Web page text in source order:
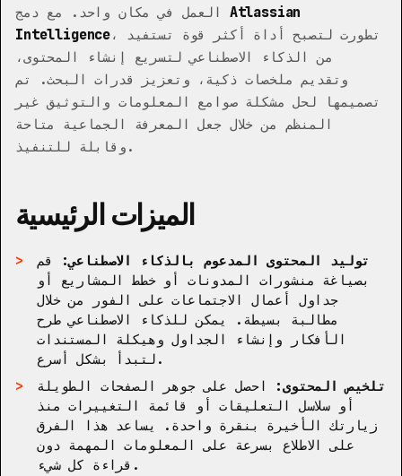
Atlassian
Intelligence، تطورت لتصبح أداة أكثر قوة تستفيد
من الذكاء الاصطناعي لتسريع إنشاء المحتوى،
وتقديم ملخصات ذكية، وتعزيز قدرات البحث. تم
تصميمها لحل مشكلة صوامع المعلومات والتوثيق غير
المنظم من خلال جعل المعرفة الجماعية متاحة
وقابلة للتنفيذ.
الميزات الرئيسية
توليد المحتوى المدعوم بالذكاء الاصطناعي:
قم
بصياغة منشورات المدونات أو خطط المشاريع أو
جداول أعمال الاجتماعات على الفور من خلال
مطالبة بسيطة. يمكن للذكاء الاصطناعي طرح
الأفكار وإنشاء الجداول وهيكلة المستندات
لتبدأ بشكل أسرع.
تلخيص المحتوى:
احصل على جوهر الصفحات الطويلة
أو سلاسل التعليقات أو قائمة التغييرات منذ
زيارتك الأخيرة بنقرة واحدة. يساعد هذا الفرق
على الاطلاع بسرعة على المعلومات المهمة دون
قراءة كل شيء.